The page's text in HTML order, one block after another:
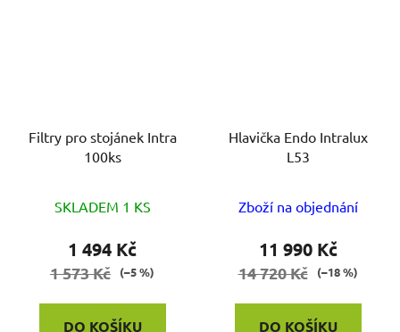
Filtry pro stojánek Intra
100ks
SKLADEM 1 KS
1 494 Kč
1 573 Kč (–5 %)
DO KOŠÍKU
Hlavička Endo Intralux
L53
Zboží na objednání
11 990 Kč
14 720 Kč (–18 %)
DO KOŠÍKU